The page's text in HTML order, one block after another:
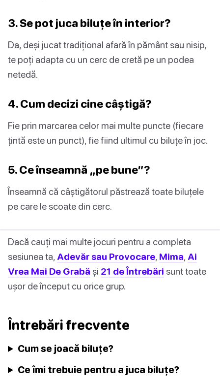
3. Se pot juca biluțe în interior?
Da, deși jucat tradițional afară în pământ sau nisip,
te poți adapta cu un cerc de cretă pe un podea
netedă.
4. Cum decizi cine câștigă?
Fie prin marcarea celor mai multe puncte (fiecare
țintă este un punct), fie fiind ultimul cu biluțe în joc.
5. Ce înseamnă „pe bune”?
Înseamnă că câștigătorul păstrează toate biluțele
pe care le scoate din cerc.
Dacă cauți mai multe jocuri pentru a completa
sesiunea ta, Adevăr sau Provocare, Mima, Ai
Vrea Mai De Grabă și 21 de Întrebări sunt toate
ușor de început cu orice grup.
Întrebări frecvente
Cum se joacă biluțe?
Ce îmi trebuie pentru a juca biluțe?